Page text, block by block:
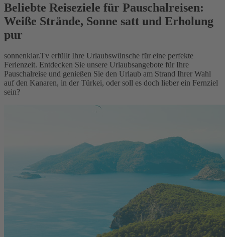
Beliebte Reiseziele für Pauschalreisen:
Weiße Strände, Sonne satt und Erholung
pur
sonnenklar.Tv erfüllt Ihre Urlaubswünsche für eine perfekte
Ferienzeit. Entdecken Sie unsere Urlaubsangebote für Ihre
Pauschalreise und genießen Sie den Urlaub am Strand Ihrer Wahl
auf den Kanaren, in der Türkei, oder soll es doch lieber ein Fernziel
sein?